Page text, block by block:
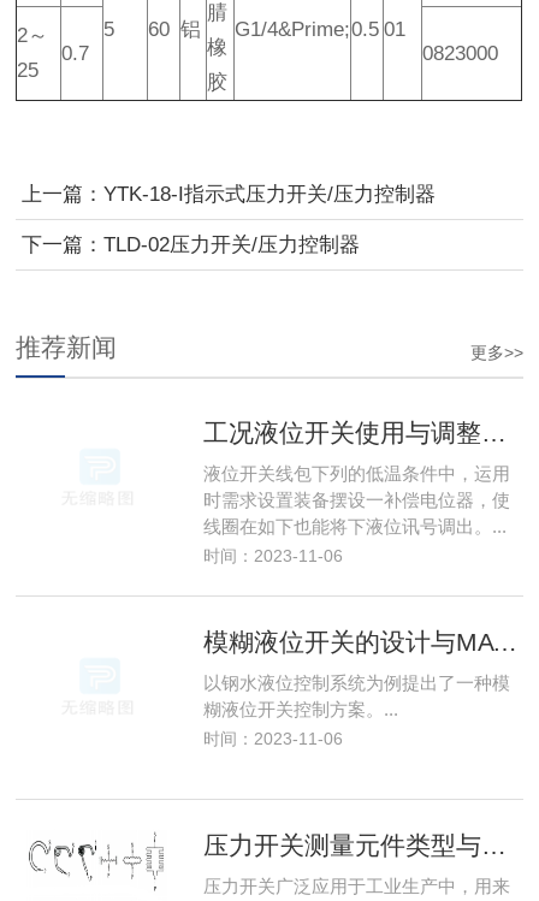
5 60 铝
腈
橡
胶
G1/4&Prime;0.5 01
2～
25
0.7 0823000
上一篇： YTK-18-I指示式压力开关/压力控制器
下一篇： TLD-02压力开关/压力控制器
更多>>
推荐新闻
液位开关线包下列的低温条件中，运用
时需求设置装备摆设一补偿电位器，使
线圈在如下也能将下液位讯号调出。...
时间：2023-11-06
模糊液位开关的设计与MATLAB仿真
以钢水液位控制系统为例提出了一种模
糊液位开关控制方案。...
时间：2023-11-06
压力开关测量元件类型与压力开关种类
压力开关广泛应用于工业生产中，用来